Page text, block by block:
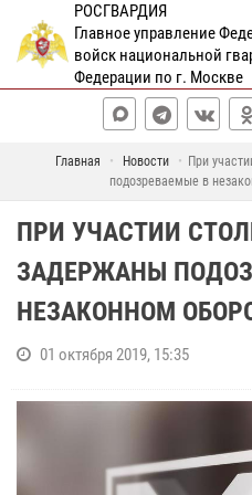
РОСГВАРДИЯ
Главное управление
войск национальной
Федерации по г. Москве
Главная Новости
При
подозреваемые в
ПРИ УЧАСТИИ
ЗАДЕРЖАНЫ
НЕЗАКОННОМ
01 октября 2019, 15:35